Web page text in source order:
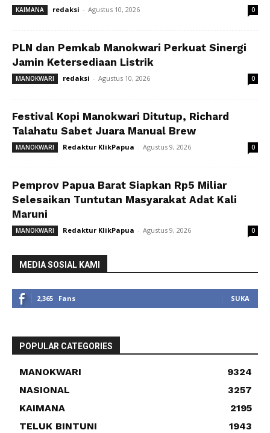
KAIMANA redaksi - Agustus 10, 2026 0
PLN dan Pemkab Manokwari Perkuat Sinergi
Jamin Ketersediaan Listrik
MANOKWARI redaksi - Agustus 10, 2026 0
Festival Kopi Manokwari Ditutup, Richard
Talahatu Sabet Juara Manual Brew
MANOKWARI Redaktur KlikPapua - Agustus 9, 2026 0
Pemprov Papua Barat Siapkan Rp5 Miliar
Selesaikan Tuntutan Masyarakat Adat Kali
Maruni
MANOKWARI Redaktur KlikPapua - Agustus 9, 2026 0
MEDIA SOSIAL KAMI
2,365 Fans SUKA
POPULAR CATEGORIES
MANOKWARI
9324
NASIONAL
3257
KAIMANA
2195
TELUK BINTUNI
1943